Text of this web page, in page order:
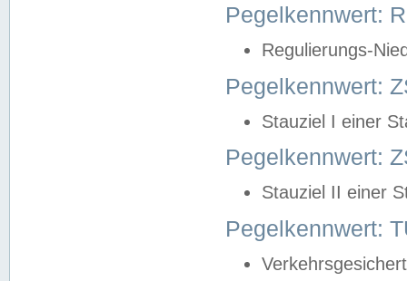
Pegelkennwert:
Regulierungs-
Pegelkennwert:
Stauziel I einer
Pegelkennwert:
Stauziel II einer
Pegelkennwert: